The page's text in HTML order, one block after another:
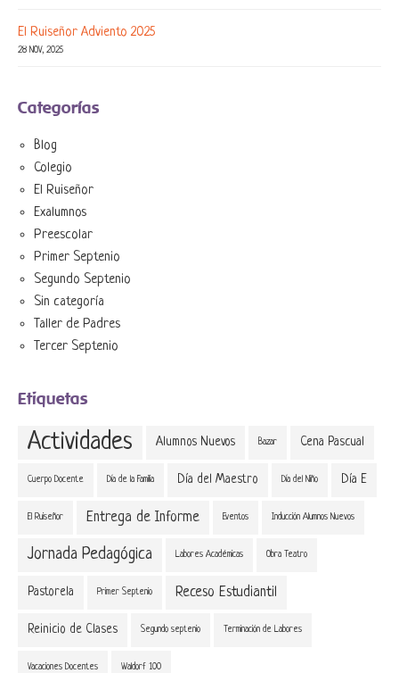
El Ruiseñor Adviento 2025
28 NOV, 2025
Categorías
Blog
Colegio
El Ruiseñor
Exalumnos
Preescolar
Primer Septenio
Segundo Septenio
Sin categoría
Taller de Padres
Tercer Septenio
Etiquetas
Actividades Alumnos Nuevos Bazar Cena Pascual
Cuerpo Docente Día de la Familia Día del Maestro Día del Niño Día E
El Ruiseñor Entrega de Informe Eventos Inducción Alumnos Nuevos
Jornada Pedagógica Labores Académicas Obra Teatro
Pastorela Primer Septenio Receso Estudiantil
Reinicio de Clases Segundo septenio Terminación de Labores
Vacaciones Docentes Waldorf 100